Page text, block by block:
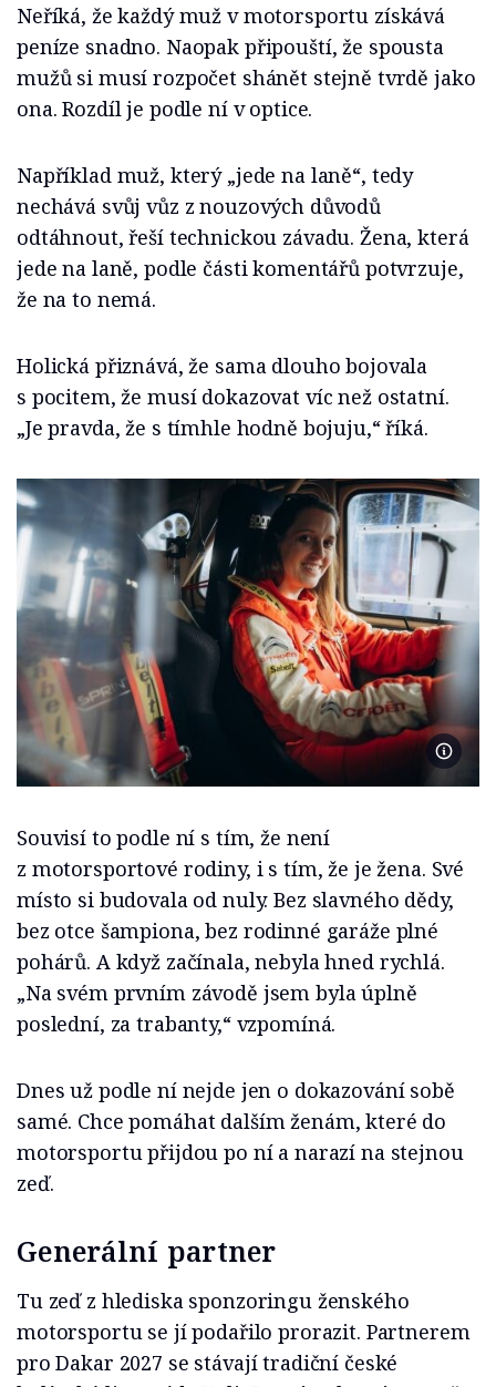
Neříká, že každý muž v motorsportu získává
peníze snadno. Naopak připouští, že spousta
mužů si musí rozpočet shánět stejně tvrdě jako
ona. Rozdíl je podle ní v optice.
Například muž, který „jede na laně“, tedy
nechává svůj vůz z nouzových důvodů
odtáhnout, řeší technickou závadu. Žena, která
jede na laně, podle části komentářů potvrzuje,
že na to nemá.
Holická přiznává, že sama dlouho bojovala
s pocitem, že musí dokazovat víc než ostatní.
„Je pravda, že s tímhle hodně bojuju,“ říká.
Souvisí to podle ní s tím, že není
z motorsportové rodiny, i s tím, že je žena. Své
místo si budovala od nuly. Bez slavného dědy,
bez otce šampiona, bez rodinné garáže plné
pohárů. A když začínala, nebyla hned rychlá.
„Na svém prvním závodě jsem byla úplně
poslední, za trabanty,“ vzpomíná.
Dnes už podle ní nejde jen o dokazování sobě
samé. Chce pomáhat dalším ženám, které do
motorsportu přijdou po ní a narazí na stejnou
zeď.
Generální partner
Tu zeď z hlediska sponzoringu ženského
motorsportu se jí podařilo prorazit. Partnerem
pro Dakar 2027 se stávají tradiční české